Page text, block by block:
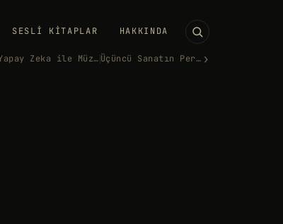
SESLI KITAPLAR HAKKINDA
Yapay Zeka ile Müzik Yapılabi… Üçüncü Sanatın Perde Arkası (… ›